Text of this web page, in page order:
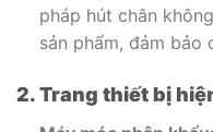
pháp hút chân
sản phẩm, đảm
2. Trang thiết bị